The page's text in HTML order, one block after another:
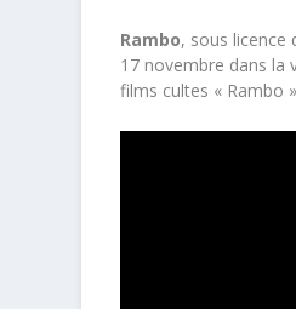
Rambo, sous licence
17 novembre dans la
films cultes « Rambo